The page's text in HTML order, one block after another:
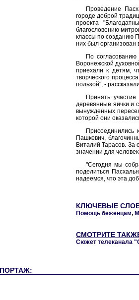
Проведение
городе доброй
проекта
благословению
классы по созданию
них был организован
По
Воронежской
приехали к детям,
творческого
пользой", -
Принять
деревянные яички и
вынужденных
которой они
Присоединились
Пашкевич,
Виталий Тарасов. За
значении для
"Сегодня мы
поделиться
надеемся, что эта
КЛЮЧЕВЫЕ
Помощь беженцам,
СМОТРИТЕ
Сюжет телеканала